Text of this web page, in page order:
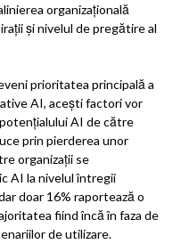
organizațională
și nivelul de pregătire al
prioritatea principală a
AI, acești factori vor
AI de către
prin pierderea unor
organizații se
AI la nivelul întregii
doar 16% raportează o
fiind încă în faza de
de utilizare.